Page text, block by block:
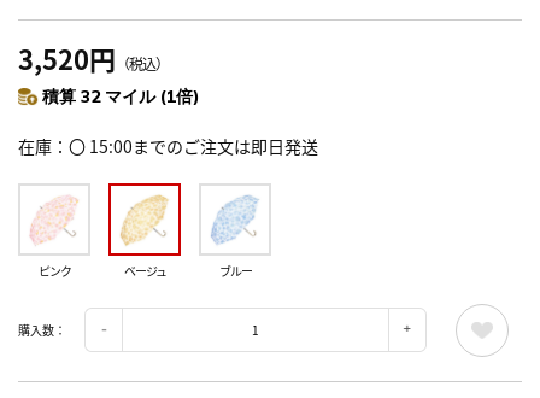
3,520円 （税込）
積算 32 マイル (1倍)
在庫 〇 15:00までのご注文は即日発送
ピンク ベージュ ブルー
購入数：